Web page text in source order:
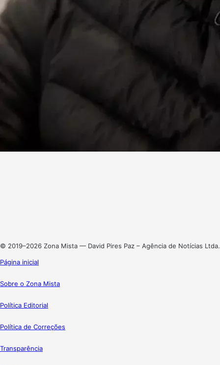
© 2019–2026 Zona Mista — David Pires Paz – Agência de Notícias Ltda.
Página inicial
Sobre o Zona Mista
Política Editorial
Política de Correções
Transparência